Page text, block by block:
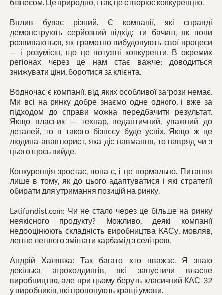
бізнесом. Це природно, і так, це створює конкуренцію.
Вплив буває різний. Є компанії, які справді
демонструють серйозний підхід: ти бачиш, як вони
розвиваються, як грамотно вибудовують свої процеси
— і розумієш, що це потужні конкуренти. В окремих
регіонах через це нам стає важче: доводиться
знижувати ціни, боротися за клієнта.
Водночас є компанії, від яких особливої загрози немає.
Ми всі на ринку добре знаємо одне одного, і вже за
підходом до справи можна передбачити результат.
Якщо власник — технар, педантичний, уважний до
деталей, то в такого бізнесу буде успіх. Якщо ж це
людина-авантюрист, яка діє навмання, то навряд чи з
цього щось вийде.
Конкуренція зростає, вона є, і це нормально. Питання
лише в тому, як до цього адаптуватися і які стратегії
обирати для утримання позицій на ринку.
Latifundist.com: Чи не стало через це більше на ринку
неякісного продукту? Можливо, деякі компанії
недооцінюють складність виробництва КАСу, мовляв,
легше легшого змішати карбамід з селітрою.
Андрій Халявка: Так багато хто вважає. Я знаю
декілька агрохолдингів, які запустили власне
виробництво, але при цьому беруть класичний КАС-32
у виробників, які пропонують кращі умови.